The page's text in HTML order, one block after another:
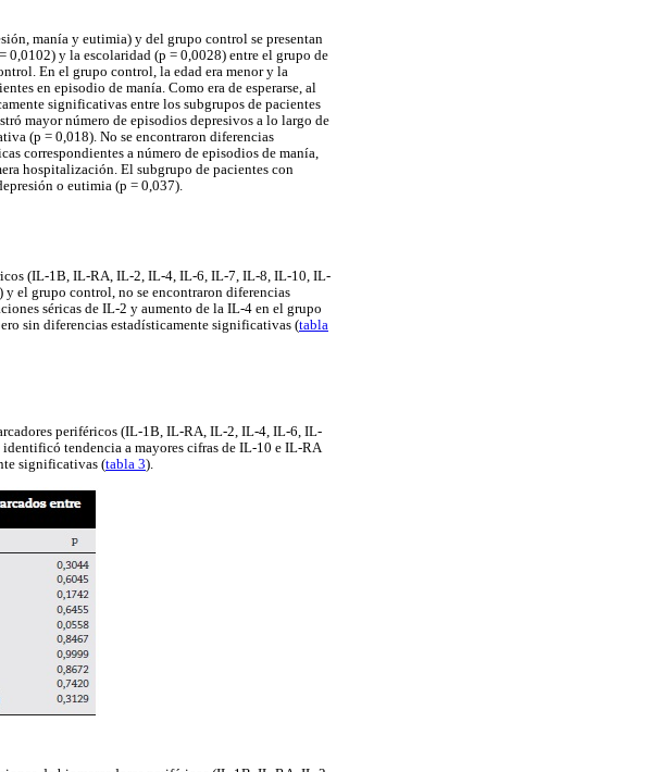
manía y eutimia) y del grupo control se presentan
0,0102) y la escolaridad (p = 0,0028) entre el grupo de
En el grupo control, la edad era menor y la
en episodio de manía. Como era de esperarse, al
significativas entre los subgrupos de pacientes
mayor número de episodios depresivos a lo largo de
(p = 0,018). No se encontraron diferencias
correspondientes a número de episodios de manía,
hospitalización. El subgrupo de pacientes con
o eutimia (p = 0,037).
(IL-1B, IL-RA, IL-2, IL-4, IL-6, IL-7, IL-8, IL-10, IL-
el grupo control, no se encontraron diferencias
séricas de IL-2 y aumento de la IL-4 en el grupo
sin diferencias estadísticamente significativas (tabla
periféricos (IL-1B, IL-RA, IL-2, IL-4, IL-6, IL-
tendencia a mayores cifras de IL-10 e IL-RA
significativas (tabla 3).